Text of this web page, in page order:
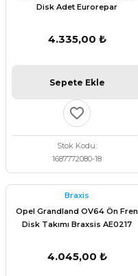
Disk Adet Eurorepar
4.335,00 ₺
Sepete Ekle
Stok Kodu
1687772080-18
Braxis
Opel Grandland OV64 Ön Fren
Disk Takımı Braxsis AE0217
4.045,00 ₺